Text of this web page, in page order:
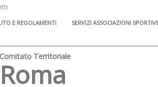
E REGOLAMENTI SERVIZI ASSOCIAZIONI
Comitato Territoriale
Roma